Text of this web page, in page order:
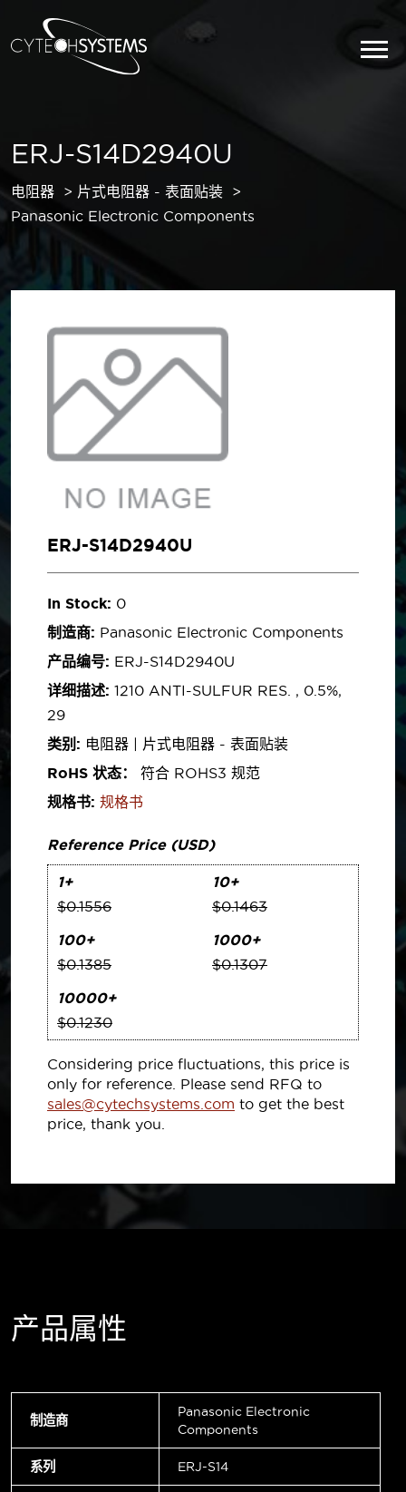
ERJ-S14D2940U
电阻器
片式电阻器 - 表面贴装
Panasonic Electronic Components
ERJ-S14D2940U
In Stock: 0
制造商: Panasonic Electronic Components
产品编号: ERJ-S14D2940U
详细描述: 1210 ANTI-SULFUR RES. , 0.5%,
29
类别: 电阻器 | 片式电阻器 - 表面贴装
RoHS 状态：
符合 ROHS3 规范
规格书: 规格书
Reference Price (USD)
1+
$0.1556
10+
$0.1463
100+
$0.1385
1000+
$0.1307
10000+
$0.1230
Considering price fluctuations, this price is
only for reference. Please send RFQ to
sales@cytechsystems.com to get the best
price, thank you.
产品属性
制造商
Panasonic Electronic
Components
系列 ERJ-S14